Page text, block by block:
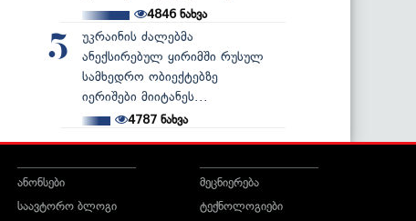
4846ნახვა
5
უკრაინის ძალებმა
ანექსირებულ ყირიმში რუსულ
სამხედრო ობიექტებზე
იერიშები მიიტანეს...
4787 ნახვა
ანონსები
საავტორო ბლოგი
მეცნიერება
ტექნოლოგიები